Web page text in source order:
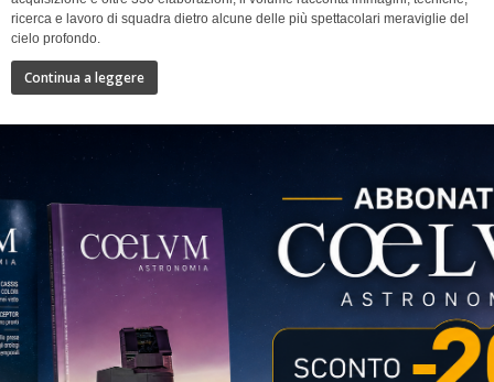
ricerca e lavoro di squadra dietro alcune delle più spettacolari meraviglie del
cielo profondo.
Continua a leggere